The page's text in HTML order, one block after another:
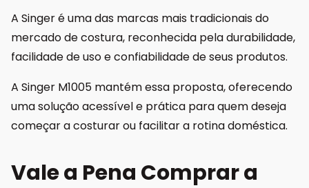
A Singeré uma das marcas mais tradicionais do
mercado de costura, reconhecida pela durabilidade,
facilidade de uso e confiabilidade de seus produtos.
A Singer M1005 mantém essa proposta, oferecendo
uma solução acessível e prática para quem deseja
começar a costurar ou facilitar a rotina doméstica.
Vale a Pena Comprar a